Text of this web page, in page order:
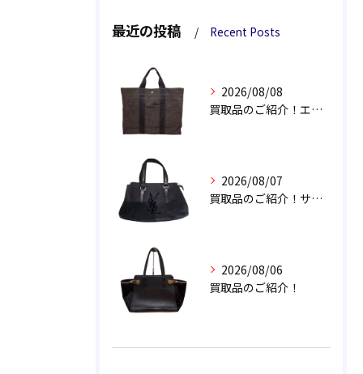
最近の投稿 Recent Posts
2026/08/08
買取品のご紹介！エルメス エールライン トートバッグ
2026/08/07
買取品のご紹介！サンローラン カハラ トートバッグ
2026/08/06
買取品のご紹介！